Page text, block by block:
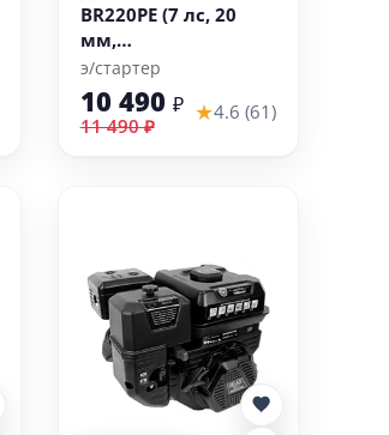
BR220PE (7 лс, 20
мм,
электростартер)
э/стартер
10 490 ₽
11 490 ₽ ★4.6 (61)